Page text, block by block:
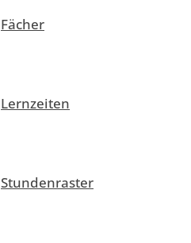
Fächer
Lernzeiten
Stundenraster